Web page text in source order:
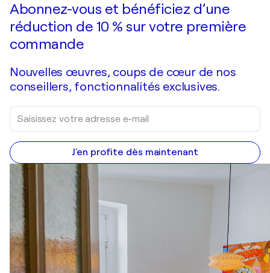
Abonnez-vous et bénéficiez d’une
réduction de 10 % sur votre première
commande
Nouvelles œuvres, coups de cœur de nos
conseillers, fonctionnalités exclusives.
J'en profite dès maintenant